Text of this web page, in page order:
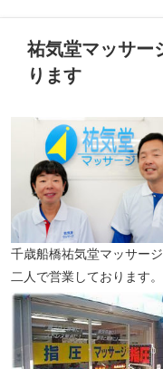
祐気堂マッサー
ります
千歳船橋祐気堂マッサー
二人で営業しております。